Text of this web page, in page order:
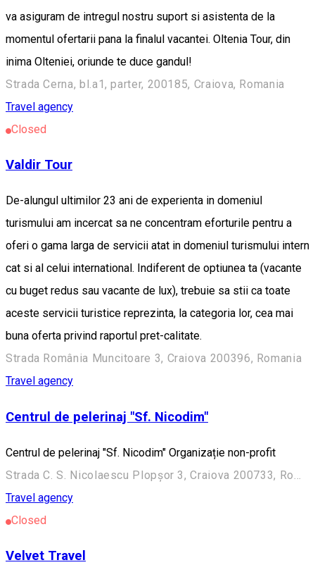
va asiguram de intregul nostru suport si asistenta de la
momentul ofertarii pana la finalul vacantei. Oltenia Tour, din
inima Olteniei, oriunde te duce gandul!
Strada Cerna, bl.a1, parter, 200185, Craiova, Romania
Travel agency
Closed
Valdir Tour
De-alungul ultimilor 23 ani de experienta in domeniul
turismului am incercat sa ne concentram eforturile pentru a
oferi o gama larga de servicii atat in domeniul turismului intern
cat si al celui international. Indiferent de optiunea ta (vacante
cu buget redus sau vacante de lux), trebuie sa stii ca toate
aceste servicii turistice reprezinta, la categori­a lor, cea mai
buna oferta privind raportul pret-calitate.
Strada România Muncitoare 3, Craiova 200396, Romania
Travel agency
Centrul de pelerinaj "Sf. Nicodim"
Centrul de pelerinaj "Sf. Nicodim" Organizație non-profit
Travel agency
Closed
Velvet Travel